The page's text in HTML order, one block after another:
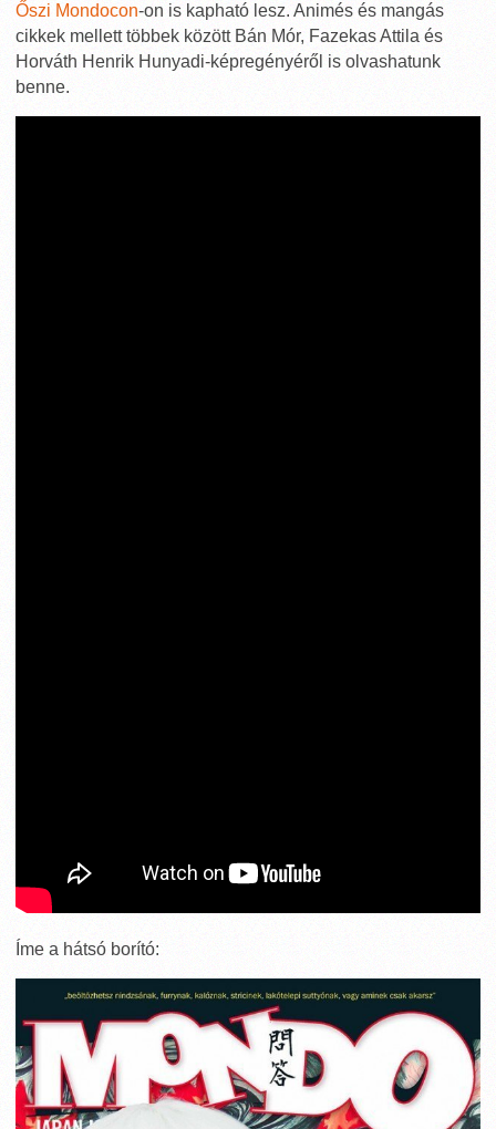
Őszi Mondocon-on is kapható lesz. Animés és mangás
cikkek mellett többek között Bán Mór, Fazekas Attila és
Horváth Henrik Hunyadi-képregényéről is olvashatunk
benne.
Íme a hátsó borító: